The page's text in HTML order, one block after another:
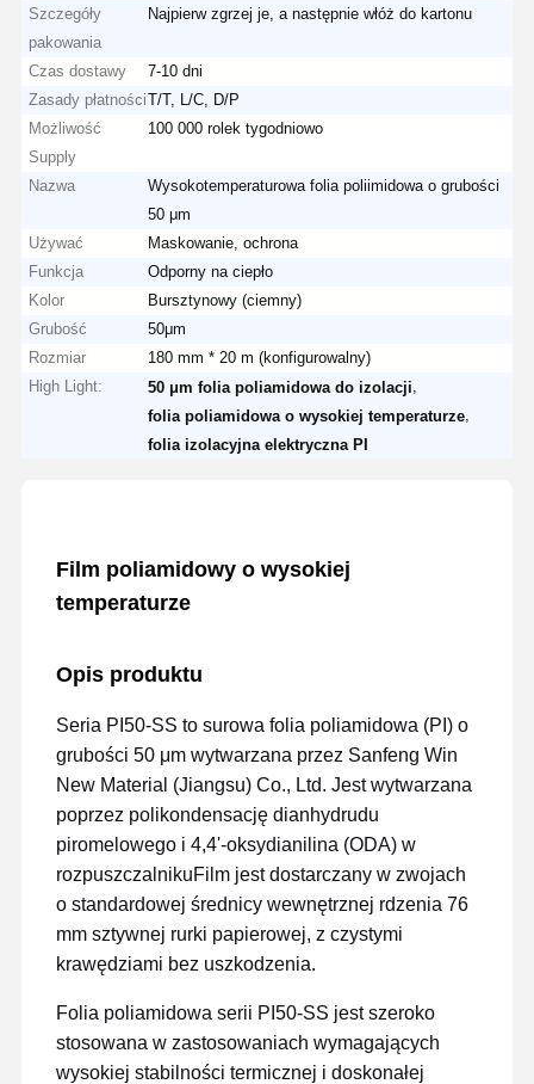
Szczegóły
pakowania
Najpierw zgrzej je, a następnie włóż do kartonu
Czas dostawy
7-10 dni
Zasady płatnościT/T, L/C, D/P
Możliwość
Supply
100 000 rolek tygodniowo
Nazwa
Wysokotemperaturowa folia poliimidowa o grubości
50 μm
Używać
Maskowanie, ochrona
Funkcja
Odporny na ciepło
Kolor
Bursztynowy (ciemny)
Grubość
50μm
Rozmiar
180 mm * 20 m (konfigurowalny)
High Light:
50 μm folia poliamidowa do izolacji
folia poliamidowa o wysokiej temperaturze
folia izolacyjna elektryczna PI
Film poliamidowy o wysokiej
temperaturze
Opis produktu
Seria PI50-SS to surowa folia poliamidowa (PI) o
grubości 50 μm wytwarzana przez Sanfeng Win
New Material (Jiangsu) Co., Ltd. Jest wytwarzana
poprzez polikondensację dianhydrudu
piromelowego i 4,4'-oksydianilina (ODA) w
rozpuszczalnikuFilm jest dostarczany w zwojach
o standardowej średnicy wewnętrznej rdzenia 76
mm sztywnej rurki papierowej, z czystymi
krawędziami bez uszkodzenia.
Folia poliamidowa serii PI50-SS jest szeroko
stosowana w zastosowaniach wymagających
wysokiej stabilności termicznej i doskonałej